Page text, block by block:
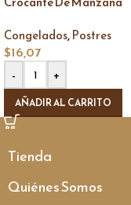
Congelados,Postres
$16,07
-
+
AÑADIR AL CARRITO
Tienda
Quiénes Somos